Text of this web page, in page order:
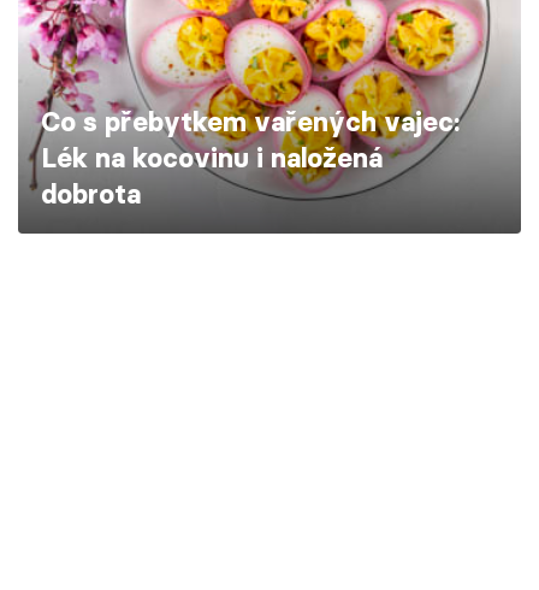
Škola vaření
Recepty z TV
Speciál: Cuketa
Těhotnej kuchař
Co s přebytkem vařených vajec:
Lék na kocovinu i naložená
dobrota